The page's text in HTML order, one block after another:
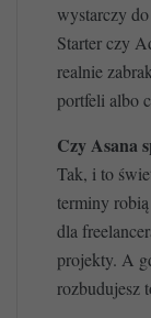
wystarczy
Starter czy
realnie
portfeli albo
Czy Asana
Tak, i to
terminy
dla
projekty. A
rozbudujesz